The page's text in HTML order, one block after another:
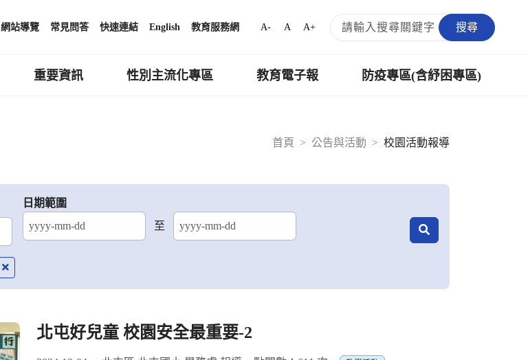
網站導覽 常見問答 快速連結 English 教育服務網 A- A A+ 搜尋
重要資訊 性別主流化專區 教育電子報 防疫專區(含紓困專區)
首頁
公告與活動 校園活動報導
日期範圍
至
結束日期
北屯好兒童 校園安全最重要-2